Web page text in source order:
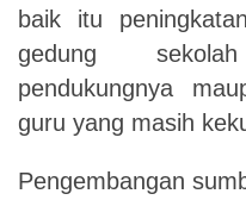
baik itu
gedung
pendukungnya
guru yang masih
Pengembangan